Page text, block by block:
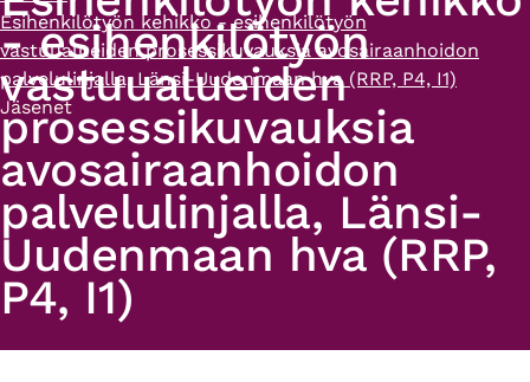
Murupolku
Esihenkilötyön kehikko - esihenkilötyön
vastuualueiden prosessikuvauksia avosairaanhoidon
palvelulinjalla, Länsi-Uudenmaan hva (RRP, P4, I1)
Jäsenet
- esihenkilötyön
vastuualueiden
prosessikuvauksia
avosairaanhoidon
palvelulinjalla, Länsi-
Uudenmaan hva (RRP,
P4, I1)